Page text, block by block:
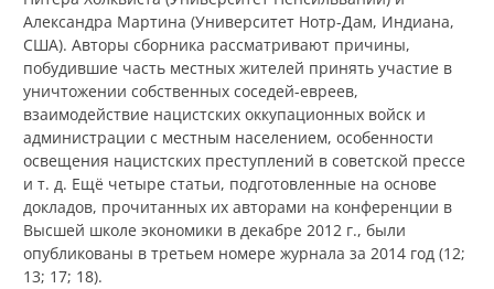
Александра Мартина (Университет Нотр-Дам, Индиана,
США). Авторы сборника рассматривают причины,
побудившие часть местных жителей принять участие в
уничтожении собственных соседей-евреев,
взаимодействие нацистских оккупационных войск и
администрации с местным населением, особенности
освещения нацистских преступлений в советской прессе
и т. д. Ещё четыре статьи, подготовленные на основе
докладов, прочитанных их авторами на конференции в
Высшей школе экономики в декабре 2012 г., были
опубликованы в третьем номере журнала за 2014 год (12;
13; 17; 18).